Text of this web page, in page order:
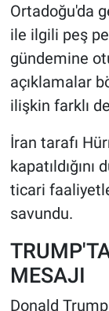
Ortadoğu'da
ile ilgili peş
gündemine
açıklamalar
ilişkin farklı
İran tarafı
ticari
savundu.
MESAJI
Donald
HABERDE
POLİTİKA
SPOR
MAGAZİN
Bilim,